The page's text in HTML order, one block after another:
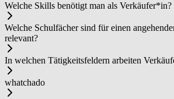
Welche Skills benötigt man als Ver­käu­fer*in?
Welche Schulfächer sind für einen
relevant?
In welchen Tätigkeitsfeldern arbeiten
whatchado